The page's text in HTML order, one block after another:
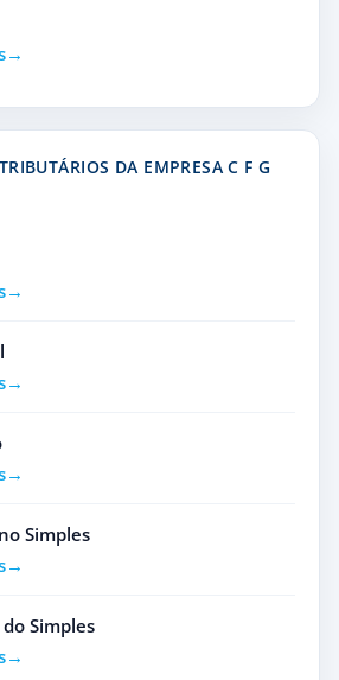
DA EMPRESA C F G
Simples
Simples